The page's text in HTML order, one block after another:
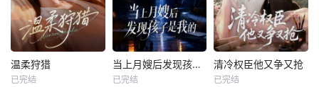
温柔狩猎
已完结
当上月嫂后发现孩子是我的
已完结
清冷权臣他又争又抢
已完结